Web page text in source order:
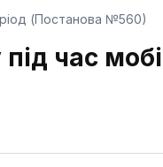
(Постанова №560)
час